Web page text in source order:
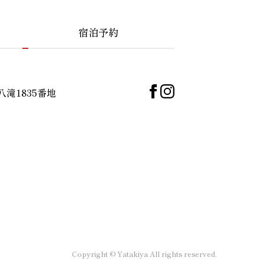
宿泊予約
滝1835番地
Copyright © Yatakiya All rights reserved.